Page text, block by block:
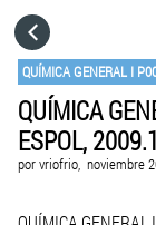
QUÍMICA GENERAL I
QUÍMICA
ESPOL,
porvriofrio, noviembre